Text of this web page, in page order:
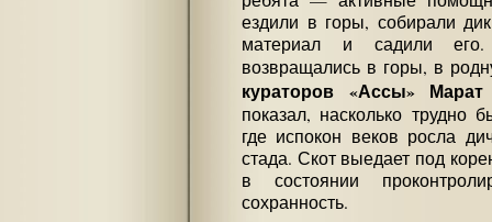
ездили в горы, собирали
материал и садили
возвращались в горы, в
кураторов «Ассы»
показал, насколько трудно
где испокон веков росла
стада. Скот выедает под
в состоянии
сохранность.